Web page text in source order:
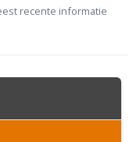
recente informatie